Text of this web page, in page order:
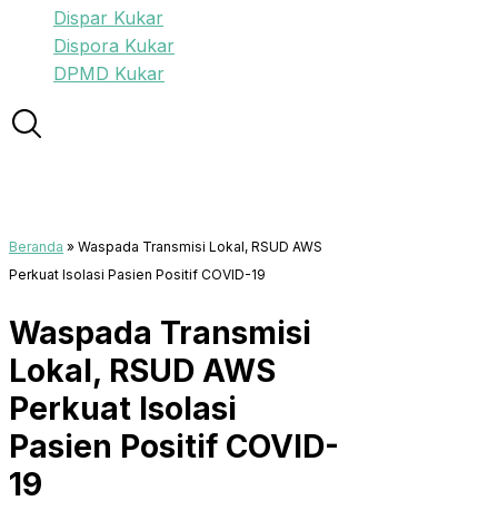
Dispar Kukar
Dispora Kukar
DPMD Kukar
Beranda » Waspada Transmisi Lokal, RSUD AWS
Perkuat Isolasi Pasien Positif COVID-19
Waspada Transmisi
Lokal, RSUD AWS
Perkuat Isolasi
Pasien Positif COVID-
19